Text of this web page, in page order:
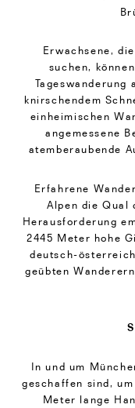
Erwachsene,
suchen,
knirschendem
einheimischen
angemessene
atemberaubende
Erfahrene
Alpen die Qual
Herausforderung
2445 Meter hohe
deutsch-
geübten
In und um
geschaffen sind,
Meter lange